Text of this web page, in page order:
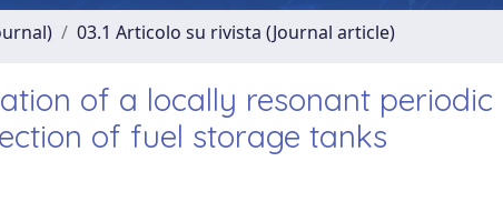
03.1 Articolo su rivista (Journal article)
of a locally resonant periodic
of fuel storage tanks